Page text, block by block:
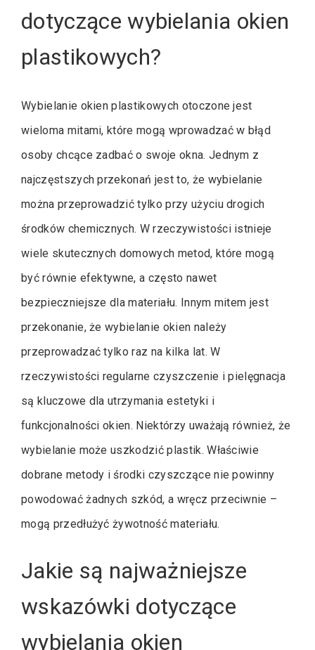
dotyczące wybielania okien
plastikowych?
Wybielanie okien plastikowych otoczone jest
wieloma mitami, które mogą wprowadzać w błąd
osoby chcące zadbać o swoje okna. Jednym z
najczęstszych przekonań jest to, że wybielanie
można przeprowadzić tylko przy użyciu drogich
środków chemicznych. W rzeczywistości istnieje
wiele skutecznych domowych metod, które mogą
być równie efektywne, a często nawet
bezpieczniejsze dla materiału. Innym mitem jest
przekonanie, że wybielanie okien należy
przeprowadzać tylko raz na kilka lat. W
rzeczywistości regularne czyszczenie i pielęgnacja
są kluczowe dla utrzymania estetyki i
funkcjonalności okien. Niektórzy uważają również, że
wybielanie może uszkodzić plastik. Właściwie
dobrane metody i środki czyszczące nie powinny
powodować żadnych szkód, a wręcz przeciwnie –
mogą przedłużyć żywotność materiału.
Jakie są najważniejsze
wskazówki dotyczące
wybielania okien